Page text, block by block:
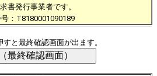
書発行事業者です。
：T8180001090189
と最終確認画面が出ます。